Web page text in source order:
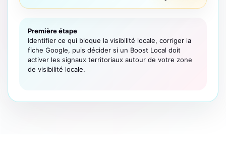
Première étape
Identifier ce qui bloque la visibilité locale, corriger la
fiche Google, puis décider si un Boost Local doit
activer les signaux territoriaux autour de votre zone
de visibilité locale.